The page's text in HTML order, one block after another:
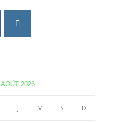
AOÛT 2026
J V S D